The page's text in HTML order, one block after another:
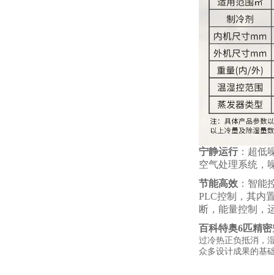
宁静运行：超低
空气处理系统，
节能高效 ：智能
PLC控制，其内
断，能量控制，
百科特奥6匹精
过冷热正负抵消，
众多设计成果的基